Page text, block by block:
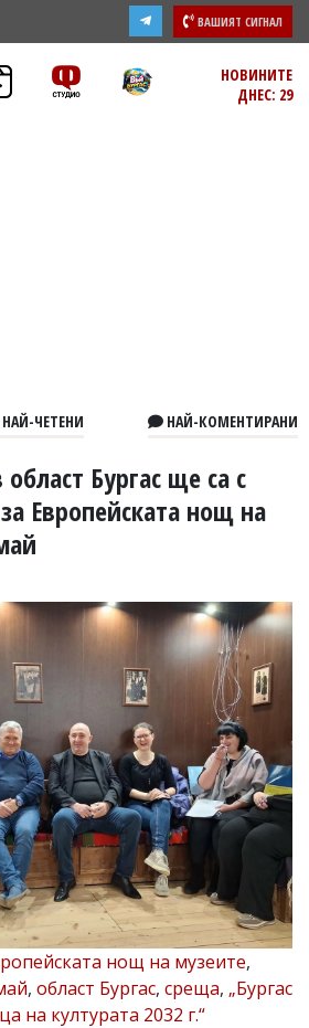
ВАШИЯТ СИГНАЛ
НОВИНИТЕ
ДНЕС: 29
ЧЕТЕНИ НАЙ-КОМЕНТИРАНИ
Бургас ще са с
Европейската нощ на
нощ на музеите,
, област Бургас, среща, „Бургас
на културата 2032 г.“